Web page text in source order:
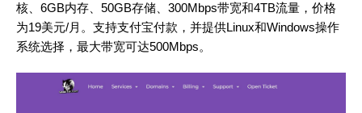
核、6GB内存、50GB存储、300Mbps带宽和4TB流量，价格
为19美元/月。支持支付宝付款，并提供Linux和Windows操作
系统选择，最大带宽可达500Mbps。